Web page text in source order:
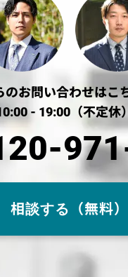
のお問い合わせはこ
- 19:00（不定休）
相談する（無料）